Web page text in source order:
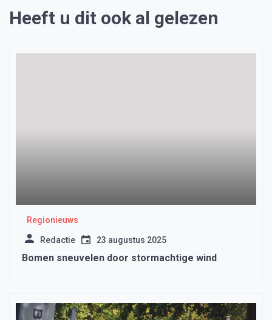
Heeft u dit ook al gelezen
Regionieuws
Redactie 23 augustus 2025
Bomen sneuvelen door stormachtige wind